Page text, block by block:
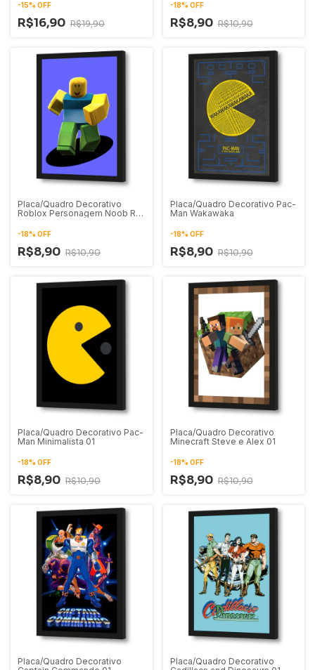
-15% OFF
R$16,90 R$19,90
-18% OFF
R$8,90 R$10,90
Placa/Quadro Decorativo
Roblox Personagem Noob R15
-18% OFF
R$8,90 R$10,90
Placa/Quadro Decorativo Pac-
Man Wakawaka
-18% OFF
R$8,90 R$10,90
Placa/Quadro Decorativo Pac-
Man Minimalista 01
-18% OFF
R$8,90 R$10,90
Placa/Quadro Decorativo
Minecraft Steve e Alex 01
-18% OFF
R$8,90 R$10,90
Placa/Quadro Decorativo
Placa/Quadro Decorativo